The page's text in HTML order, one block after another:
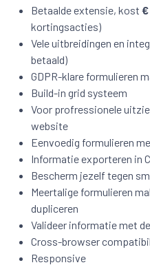
Betaalde extensie, kost €
kortingsacties)
Vele uitbreidingen en
betaald)
GDPR-klare formulieren
Build-in grid systeem
Voor profressionele
website
Eenvoedig formulieren
Informatie exporteren in
Bescherm jezelf tegen
Meertalige formulieren
dupliceren
Valideer informatie met
Cross-browser
Responsive